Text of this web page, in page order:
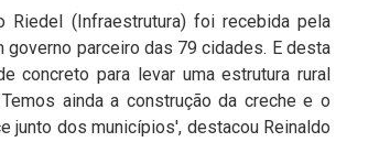
Riedel (Infraestrutura) foi recebida pela
parceiro das 79 cidades. E desta
concreto para levar uma estrutura rural
ainda a construção da creche e o
junto dos municípios', destacou Reinaldo